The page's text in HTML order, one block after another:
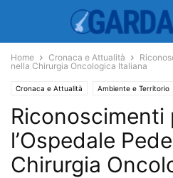
Home Cronaca e Attualità
nella Chirurgia Oncologica Italiana
Cronaca e Attualità Ambiente e Territorio
Riconoscimenti
l’Ospedale
Chirurgia